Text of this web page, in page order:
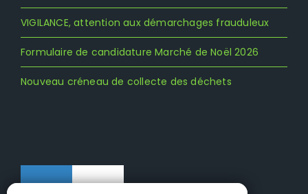
VIGILANCE, attention aux démarchages frauduleux
Formulaire de candidature Marché de Noël 2026
Nouveau créneau de collecte des déchets